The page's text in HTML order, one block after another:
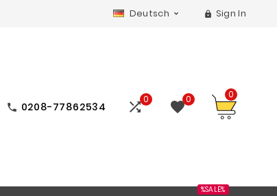
Deutsch   Sign In
 0208-77862534 0 0 0
%SALE%